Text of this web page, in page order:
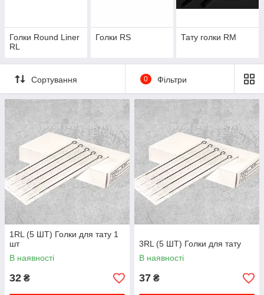
Голки Round Liner
RL
Голки RS Тату голки RM
Сортування 0 Фільтри
1RL (5 ШТ) Голки для тату 1
шт
В наявності
32 ₴
3RL (5 ШТ) Голки для тату
В наявності
37 ₴